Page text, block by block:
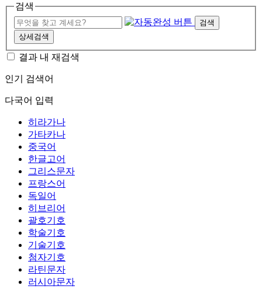
검색
검색
상세검색
결과 내 재검색
인기 검색어
다국어 입력
히라가나
가타카나
중국어
한글고어
그리스문자
프랑스어
독일어
히브리어
괄호기호
학술기호
기술기호
첨자기호
라틴문자
러시아문자